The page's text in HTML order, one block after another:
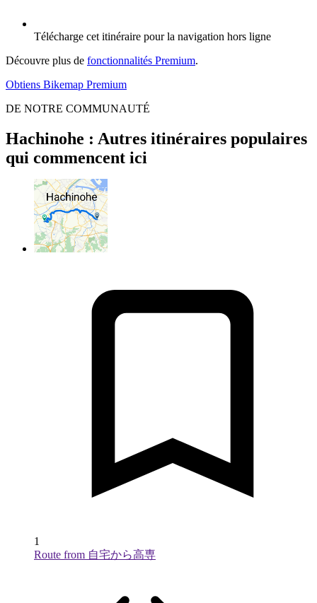
Télécharge cet itinéraire pour la navigation hors ligne
Découvre plus de fonctionnalités Premium.
Obtiens Bikemap Premium
DE NOTRE COMMUNAUTÉ
Hachinohe : Autres itinéraires populaires
qui commencent ici
1
Route from 自宅から高専